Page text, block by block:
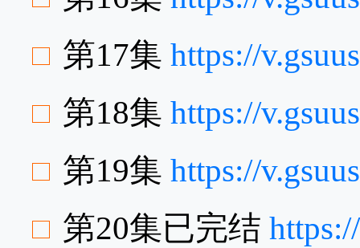
第17集 https://
第18集 https://
第19集 https://
第20集已完结